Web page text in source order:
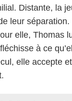
Distante, la
leur
elle, Thomas
à ce
elle accepte